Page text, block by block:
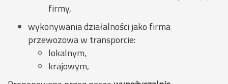
firmy,
wykonywania działalności jako firma
przewozowa w transporcie:
lokalnym,
krajowym,